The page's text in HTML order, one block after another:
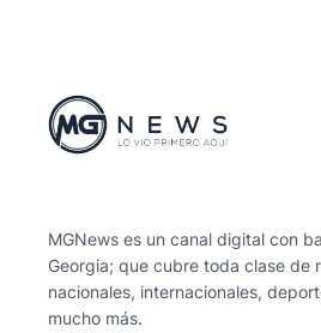
MGNews es un canal digital con
Georgia; que cubre toda clase de
nacionales, internacionales,
mucho más.